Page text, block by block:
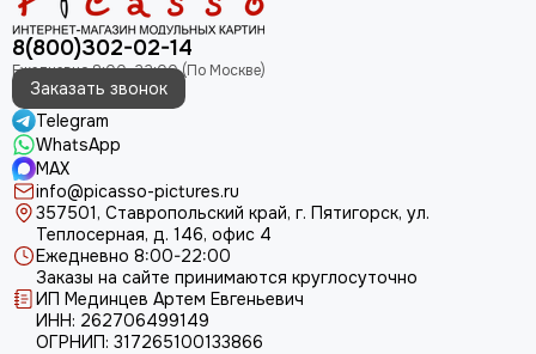
8(800)302-02-14
Заказать звонок
Telegram
WhatsApp
MAX
info@picasso-pictures.ru
357501, Ставропольский край, г. Пятигорск, ул.
Теплосерная, д. 146, офис 4
Ежедневно 8:00-22:00
Заказы на сайте принимаются круглосуточно
ИП Мединцев Артем Евгеньевич
ИНН: 262706499149
ОГРНИП: 317265100133866